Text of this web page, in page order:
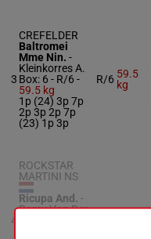
3
CREFELDER
Baltromei
Mme Nin. -
Kleinkorres A.
Box: 6 - R/6 -
59.5 kg
1p (24) 3p 7p
2p 3p 2p 7p
(23) 1p 3p
R/6 59.5
kg
4
ROCKSTAR
MARTINI NS
Ricupa And. -
Romy Van Der